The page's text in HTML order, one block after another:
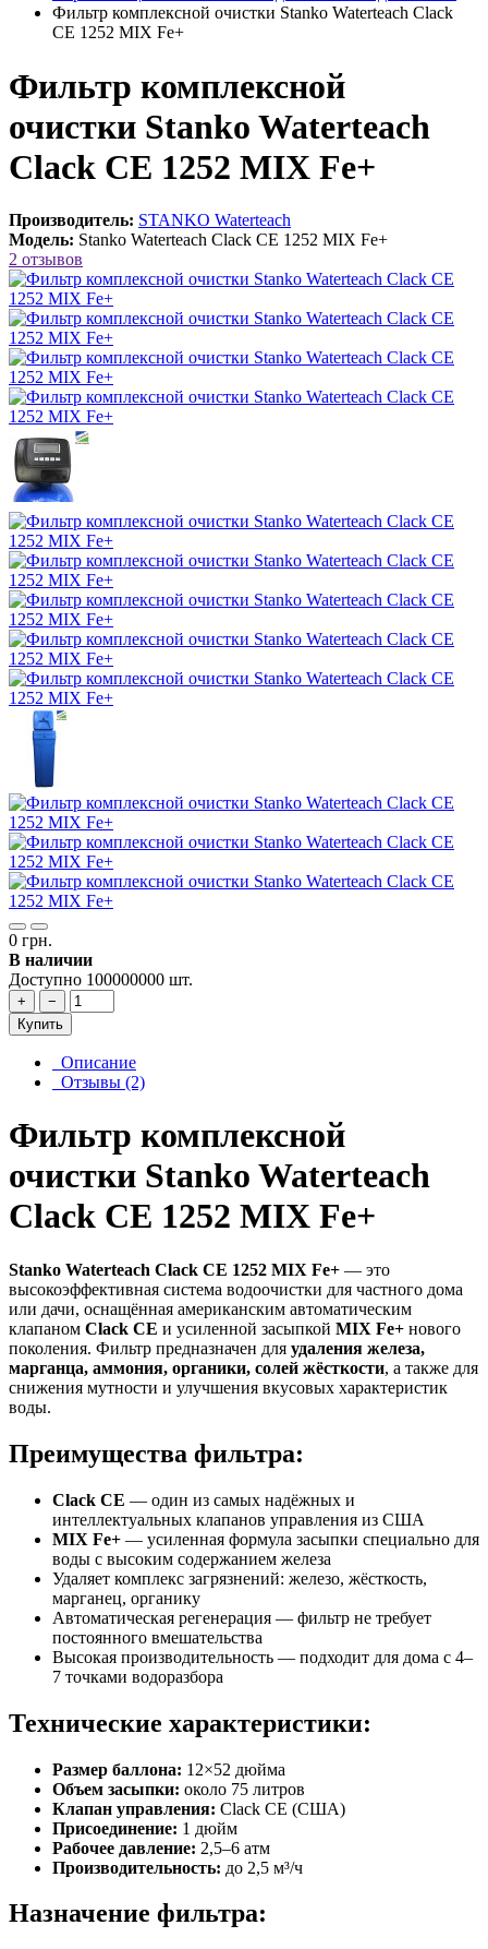
Фильтр комплексной очистки Stanko Waterteach Clack
CE 1252 MIX Fe+
Фильтр комплексной
очистки Stanko Waterteach
Clack CE 1252 MIX Fe+
Производитель: STANKO Waterteach
Модель: Stanko Waterteach Clack CE 1252 MIX Fe+
2 отзывов
0 грн.
В наличии
Доступно 100000000 шт.
+
−
Купить
Описание
Отзывы (2)
Фильтр комплексной
очистки Stanko Waterteach
Clack CE 1252 MIX Fe+
Stanko Waterteach Clack CE 1252 MIX Fe+ — это
высокоэффективная система водоочистки для частного дома
или дачи, оснащённая американским автоматическим
клапаном Clack CE и усиленной засыпкой MIX Fe+ нового
поколения. Фильтр предназначен для удаления железа,
марганца, аммония, органики, солей жёсткости, а также для
снижения мутности и улучшения вкусовых характеристик
воды.
Преимущества фильтра:
Clack CE — один из самых надёжных и
интеллектуальных клапанов управления из США
MIX Fe+ — усиленная формула засыпки специально для
воды с высоким содержанием железа
Удаляет комплекс загрязнений: железо, жёсткость,
марганец, органику
Автоматическая регенерация — фильтр не требует
постоянного вмешательства
Высокая производительность — подходит для дома с 4–
7 точками водоразбора
Технические характеристики:
Размер баллона: 12×52 дюйма
Объем засыпки: около 75 литров
Клапан управления: Clack CE (США)
Присоединение: 1 дюйм
Рабочее давление: 2,5–6 атм
Производительность: до 2,5 м³/ч
Назначение фильтра: